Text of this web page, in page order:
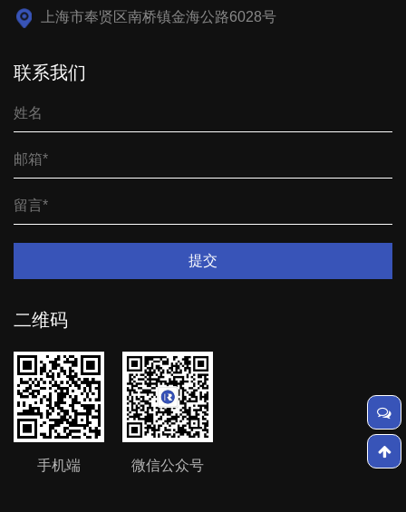
上海市奉贤区南桥镇金海公路6028号
联系我们
提交
二维码
手机端 微信公众号